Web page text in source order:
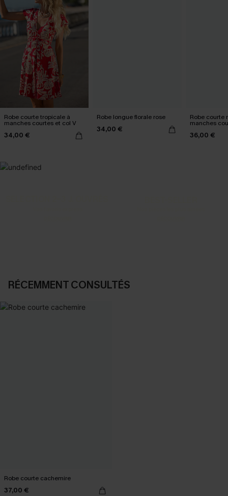
Robe courte tropicale à
manches courtes et col V
34,00 €
Robe longue florale rose
34,00 €
Robe courte
manches
36,00 €
RÉCEMMENT CONSULTÉS
Robe courte cachemire
37,00 €